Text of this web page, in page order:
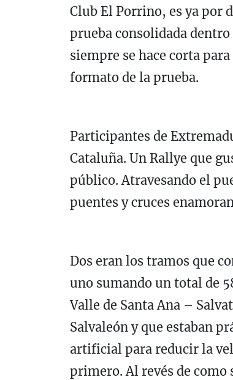
Club El Porrino, es ya por
prueba consolidada
siempre se hace corta
formato de la prueba.
Participantes de
Cataluña. Un Rallye que
público. Atravesando el
puentes y cruces
Dos eran los tramos que
uno sumando un total de
Valle de Santa Ana –
Salvaleón y que estaban
artificial para reducir la
primero. Al revés de como